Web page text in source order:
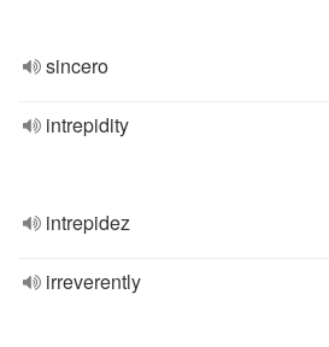
sincero
intrepidity
intrepidez
irreverently